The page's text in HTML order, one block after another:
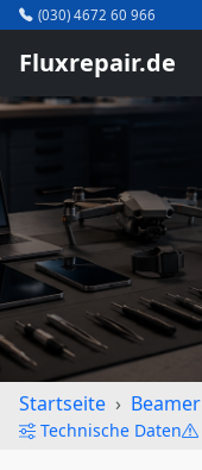
(030) 4672 60 966
Fluxrepair.de
Startseite Beamer
Technische Daten